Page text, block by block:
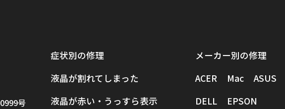
号
症状別の修理
液晶が割れてしまった
液晶が赤い・うっすら表示
メーカー別の修理
ACER
Mac
ASUS
DELL
EPSON